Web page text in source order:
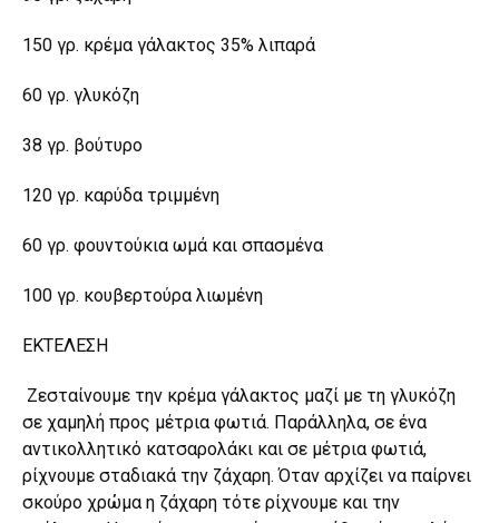
150 γρ. κρέμα γάλακτος 35% λιπαρά
60 γρ. γλυκόζη
38 γρ. βούτυρο
120 γρ. καρύδα τριμμένη
60 γρ. φουντούκια ωμά και σπασμένα
100 γρ. κουβερτούρα λιωμένη
ΕΚΤΕΛΕΣΗ
Ζεσταίνουμε την κρέμα γάλακτος μαζί με τη γλυκόζη
σε χαμηλή προς μέτρια φωτιά. Παράλληλα, σε ένα
αντικολλητικό κατσαρολάκι και σε μέτρια φωτιά,
ρίχνουμε σταδιακά την ζάχαρη. Όταν αρχίζει να παίρνει
σκούρο χρώμα η ζάχαρη τότε ρίχνουμε και την